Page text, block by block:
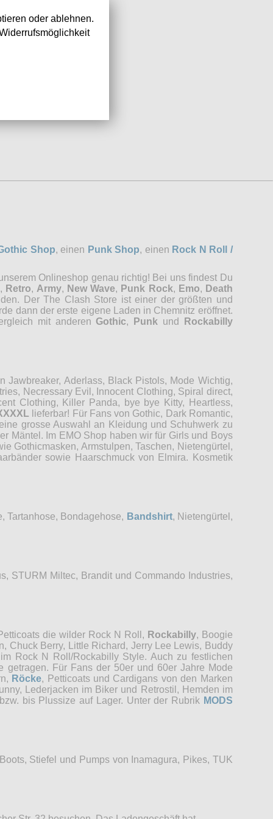
Shop, einen Punk Shop, einen Rock N Roll /
Onlineshop genau richtig! Bei uns findest Du
, Retro, Army, New Wave, Punk Rock, Emo, Death
Der The Clash Store ist einer der größten und
dann der erste eigene Laden in Chemnitz eröffnet.
mit anderen Gothic, Punk und Rockabilly
Aderlass, Black Pistols, Mode Wichtig,
Necressary Evil, Innocent Clothing, Spiral direct,
Clothing, Killer Panda, bye bye Kitty, Heartless,
lieferbar! Für Fans von Gothic, Dark Romantic,
grosse Auswahl an Kleidung und Schuhwerk zu
Mäntel. Im EMO Shop haben wir für Girls und Boys
Gothicmasken, Armstulpen, Taschen, Nietengürtel,
sowie Haarschmuck von Elmira. Kosmetik
Tartanhose, Bondagehose, Bandshirt, Nietengürtel,
STURM Miltec, Brandit und Commando Industries,
die wilder Rock N Roll, Rockabilly, Boogie
Chuck Berry, Little Richard, Jerry Lee Lewis, Buddy
Rock N Roll/Rockabilly Style. Auch zu festlichen
Für Fans der 50er und 60er Jahre Mode
Röcke, Petticoats und Cardigans von den Marken
Lederjacken im Biker und Retrostil, Hemden im
bis Plussize auf Lager. Unter der Rubrik MODS
Stiefel und Pumps von Inamagura, Pikes, TUK
oder ablehnen.